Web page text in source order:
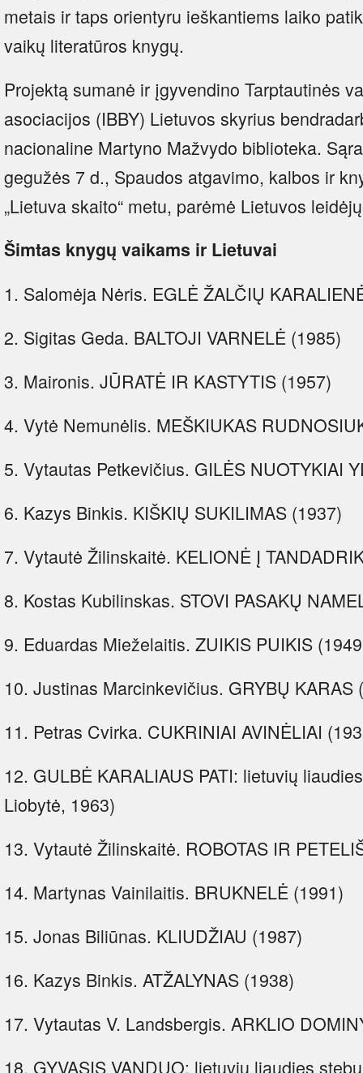
metais ir taps orientyru ieškantiems laiko
vaikų literatūros knygų.
Projektą sumanė ir įgyvendino Tarptautinės
asociacijos (IBBY) Lietuvos skyrius
nacionaline Martyno Mažvydo biblioteka.
gegužės 7 d., Spaudos atgavimo, kalbos ir
„Lietuva skaito“ metu, parėmė Lietuvos
Šimtas knygų vaikams ir Lietuvai
1. Salomėja Nėris. EGLĖ ŽALČIŲ
2. Sigitas Geda. BALTOJI VARNELĖ (1985)
3. Maironis. JŪRATĖ IR KASTYTIS (1957)
4. Vytė Nemunėlis. MEŠKIUKAS
5. Vytautas Petkevičius. GILĖS NUOTYKIAI
6. Kazys Binkis. KIŠKIŲ SUKILIMAS (1937)
7. Vytautė Žilinskaitė. KELIONĖ Į
8. Kostas Kubilinskas. STOVI PASAKŲ
9. Eduardas Mieželaitis. ZUIKIS PUIKIS
10. Justinas Marcinkevičius. GRYBŲ KARAS
11. Petras Cvirka. CUKRINIAI AVINĖLIAI
12. GULBĖ KARALIAUS PATI: lietuvių
Liobytė, 1963)
13. Vytautė Žilinskaitė. ROBOTAS IR
14. Martynas Vainilaitis. BRUKNELĖ (1991)
15. Jonas Biliūnas. KLIUDŽIAU (1987)
16. Kazys Binkis. ATŽALYNAS (1938)
17. Vytautas V. Landsbergis. ARKLIO
18. GYVASIS VANDUO: lietuvių liaudies